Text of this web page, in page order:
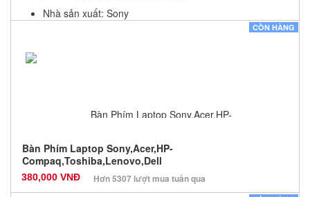
Nhà sản xuất: Sony
CÒN HÀNG
Bàn Phím Laptop Sony,Acer,HP-
Compaq,Toshiba,Lenovo,Dell
380,000 VNĐ Hơn 5307 lượt mua tuần qua